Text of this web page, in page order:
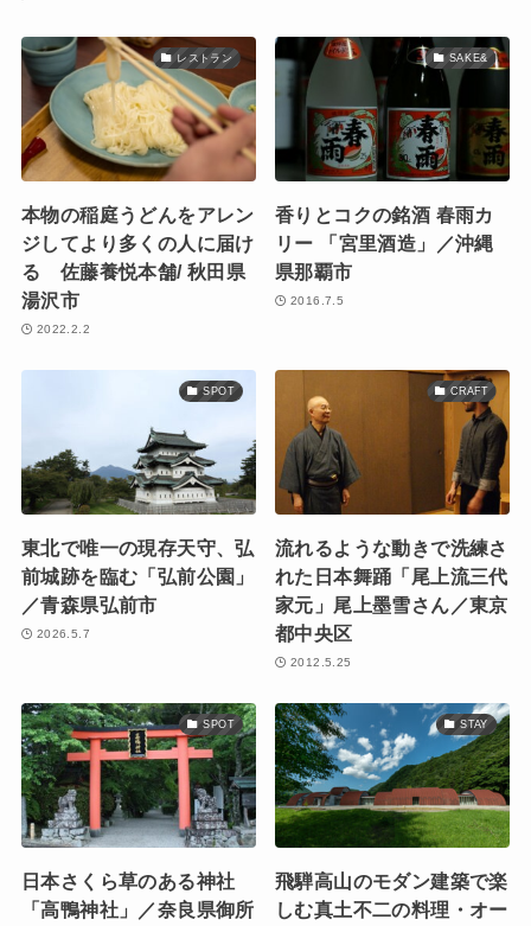
レストラン
本物の稲庭うどんをアレン
ジしてより多くの人に届け
る 佐藤養悦本舗/ 秋田県
湯沢市
2022.2.2
SAKE&
香りとコクの銘酒 春雨カ
リー 「宮里酒造」／沖縄
県那覇市
2016.7.5
SPOT
東北で唯一の現存天守、弘
前城跡を臨む「弘前公園」
／青森県弘前市
2026.5.7
CRAFT
流れるような動きで洗練さ
れた日本舞踊「尾上流三代
家元」尾上墨雪さん／東京
都中央区
2012.5.25
SPOT
日本さくら草のある神社
「高鴨神社」／奈良県御所
STAY
飛騨高山のモダン建築で楽
しむ真土不二の料理・オー